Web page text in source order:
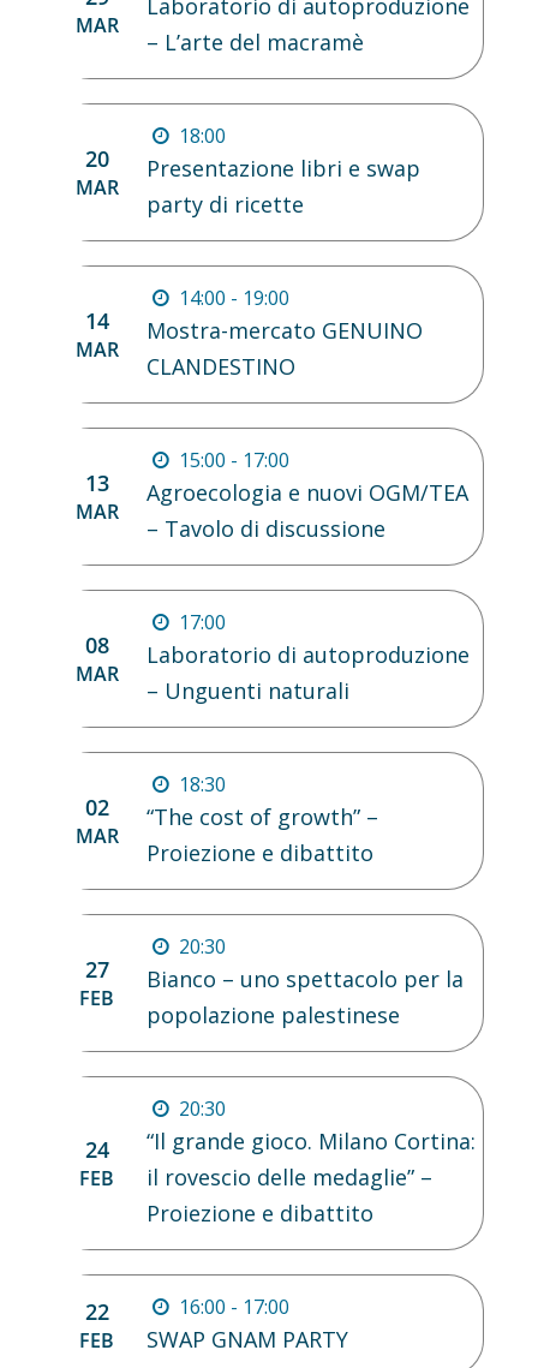
MAR
Laboratorio di autoproduzione
– L’arte del macramè
20
MAR
18:00
Presentazione libri e swap
party di ricette
14
MAR
14:00 - 19:00
Mostra-mercato GENUINO
CLANDESTINO
13
MAR
15:00 - 17:00
Agroecologia e nuovi OGM/TEA
– Tavolo di discussione
08
MAR
17:00
Laboratorio di autoproduzione
– Unguenti naturali
02
MAR
18:30
“The cost of growth” –
Proiezione e dibattito
27
FEB
20:30
Bianco – uno spettacolo per la
popolazione palestinese
24
FEB
20:30
“Il grande gioco. Milano Cortina:
il rovescio delle medaglie” –
Proiezione e dibattito
22
FEB
16:00 - 17:00
SWAP GNAM PARTY